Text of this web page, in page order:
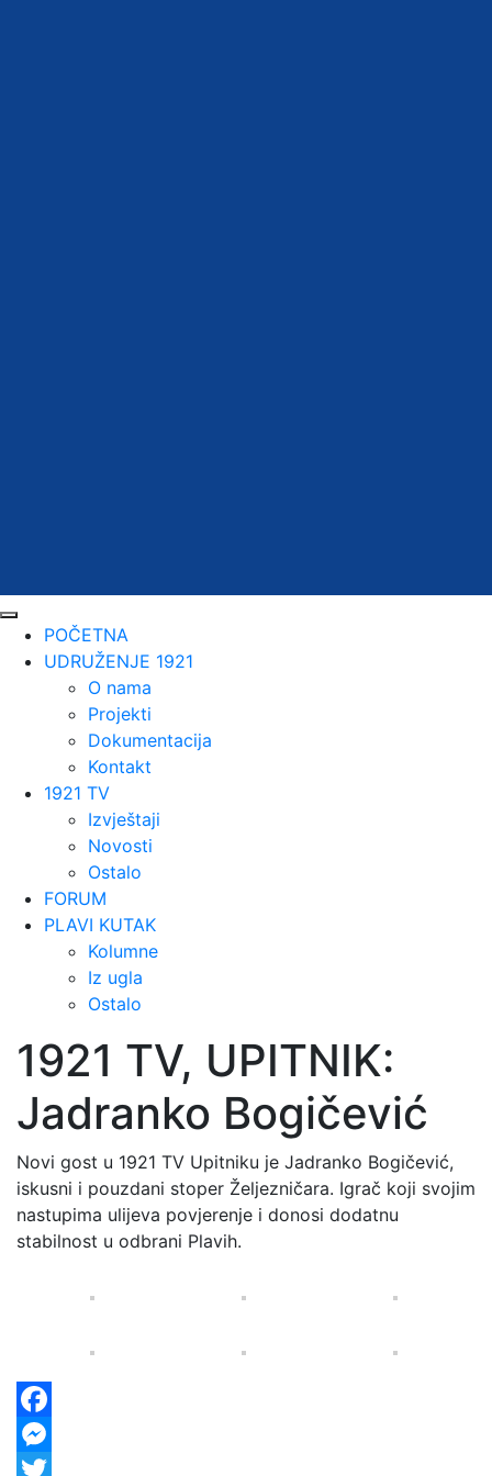
POČETNA
UDRUŽENJE 1921
O nama
Projekti
Dokumentacija
Kontakt
1921 TV
Izvještaji
Novosti
Ostalo
FORUM
PLAVI KUTAK
Kolumne
Iz ugla
Ostalo
1921 TV, UPITNIK:
Jadranko Bogičević
Novi gost u 1921 TV Upitniku je Jadranko Bogičević,
iskusni i pouzdani stoper Željezničara. Igrač koji svojim
nastupima ulijeva povjerenje i donosi dodatnu
stabilnost u odbrani Plavih.
Facebook
Messenger